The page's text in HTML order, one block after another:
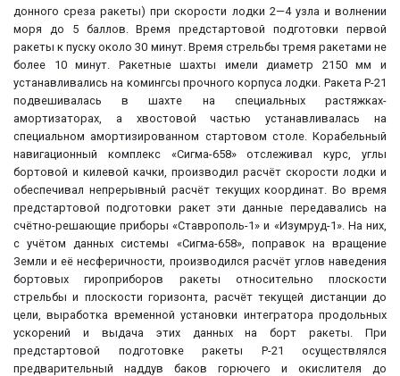
донного среза ракеты) при скорости лодки 2—4 узла и волнении
моря до 5 баллов. Время предстартовой подготовки первой
ракеты к пуску около 30 минут. Время стрельбы тремя ракетами не
более 10 минут. Ракетные шахты имели диаметр 2150 мм и
устанавливались на комингсы прочного корпуса лодки. Ракета Р-21
подвешивалась в шахте на специальных растяжках-
амортизаторах, а хвостовой частью устанавливалась на
специальном амортизированном стартовом столе. Корабельный
навигационный комплекс «Сигма-658» отслеживал курс, углы
бортовой и килевой качки, производил расчёт скорости лодки и
обеспечивал непрерывный расчёт текущих координат. Во время
предстартовой подготовки ракет эти данные передавались на
счётно-решающие приборы «Ставрополь-1» и «Изумруд-1». На них,
с учётом данных системы «Сигма-658», поправок на вращение
Земли и её несферичности, производился расчёт углов наведения
бортовых гироприборов ракеты относительно плоскости
стрельбы и плоскости горизонта, расчёт текущей дистанции до
цели, выработка временной установки интегратора продольных
ускорений и выдача этих данных на борт ракеты. При
предстартовой подготовке ракеты Р-21 осуществлялся
предварительный наддув баков горючего и окислителя до